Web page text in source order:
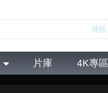
熱榜
片庫 4K專區